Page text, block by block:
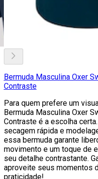
Bermuda Masculina Oxer
Contraste
Para quem prefere um
Bermuda Masculina Oxer
Contraste é a escolha
secagem rápida e
essa bermuda garante
movimento e um toque de
seu detalhe contrastante.
aproveite seus momentos
praticidade!